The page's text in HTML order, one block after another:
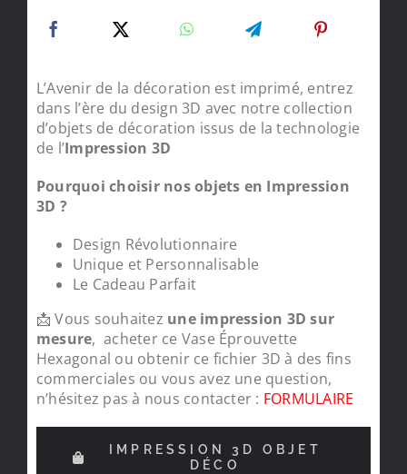
L’Avenir de la décoration est imprimé, entrez
dans l’ère du design 3D avec notre collection
d’objets de décoration issus de la technologie
de l’Impression 3D
Pourquoi choisir nos objets en Impression
3D ?
Design Révolutionnaire
Unique et Personnalisable
Le Cadeau Parfait
📩 Vous souhaitez une impression 3D sur
mesure, acheter ce Vase Éprouvette
Hexagonal ou obtenir ce fichier 3D à des fins
commerciales ou vous avez une question,
n’hésitez pas à nous contacter : FORMULAIRE
IMPRESSION 3D OBJET
DÉCO